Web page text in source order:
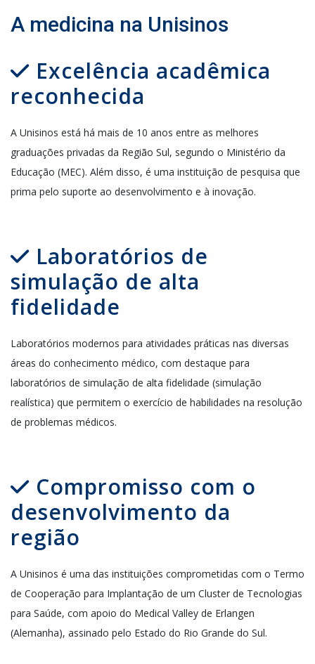
A medicina na Unisinos
Excelência acadêmica
reconhecida
A Unisinos está há mais de 10 anos entre as melhores
graduações privadas da Região Sul, segundo o Ministério da
Educação (MEC). Além disso, é uma instituição de pesquisa que
prima pelo suporte ao desenvolvimento e à inovação.
Laboratórios de
simulação de alta
fidelidade
Laboratórios modernos para atividades práticas nas diversas
áreas do conhecimento médico, com destaque para
laboratórios de simulação de alta fidelidade (simulação
realística) que permitem o exercício de habilidades na resolução
de problemas médicos.
Compromisso com o
desenvolvimento da
região
A Unisinos é uma das instituições comprometidas com o Termo
de Cooperação para Implantação de um Cluster de Tecnologias
para Saúde, com apoio do Medical Valley de Erlangen
(Alemanha), assinado pelo Estado do Rio Grande do Sul.